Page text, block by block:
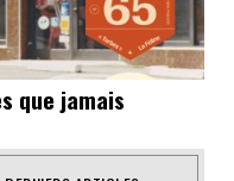
que jamais